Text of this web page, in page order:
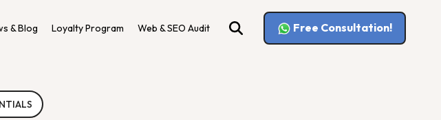
& Blog Loyalty Program Web & SEO Audit Free Consultation!